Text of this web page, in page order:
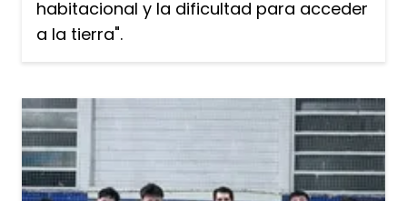
habitacional y la dificultad para acceder
a la tierra".